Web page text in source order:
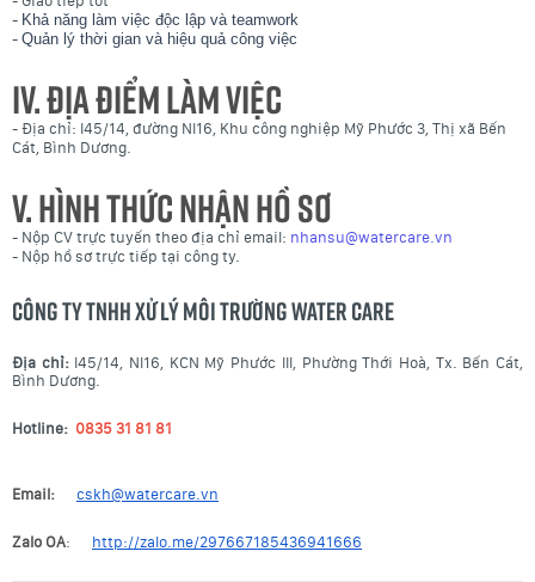
- Khả năng làm việc độc lập và teamwork
- Quản lý thời gian và hiệu quả công việc
IV. ĐỊA ĐIỂM LÀM VIỆC
- Địa chỉ: I45/14, đường NI16, Khu công nghiệp Mỹ Phước 3, Thị xã Bến
Cát, Bình Dương.
V. HÌNH THỨC NHẬN HỒ SƠ
- Nộp CV trực tuyến theo địa chỉ email: nhansu@watercare.vn
- Nộp hồ sơ trực tiếp tại công ty.
CÔNG TY TNHH XỬ LÝ MÔI TRƯỜNG WATER CARE
Địa chỉ: I45/14, NI16, KCN Mỹ Phước III, Phường Thới Hoà, Tx. Bến Cát,
Bình Dương.
Hotline: 0835 31 81 81
Email: cskh@watercare.vn
Zalo OA: http://zalo.me/297667185436941666